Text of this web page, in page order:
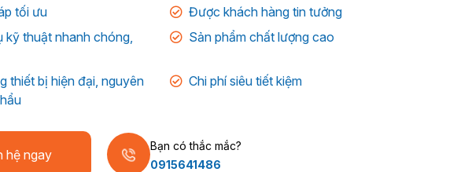
tối ưu
Được khách hàng tin tưởng
kỹ thuật nhanh chóng,
Sản phẩm chất lượng cao
thiết bị hiện đại, nguyên
Chi phí siêu tiết kiệm
hệ ngay
Bạn có thắc mắc?
0915641486